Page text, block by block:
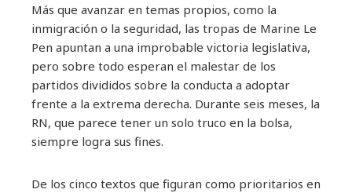
Más que avanzar en temas propios, como la
inmigración o la seguridad, las tropas de Marine Le
Pen apuntan a una improbable victoria legislativa,
pero sobre todo esperan el malestar de los
partidos divididos sobre la conducta a adoptar
frente a la extrema derecha. Durante seis meses, la
RN, que parece tener un solo truco en la bolsa,
siempre logra sus fines.
De los cinco textos que figuran como prioritarios en